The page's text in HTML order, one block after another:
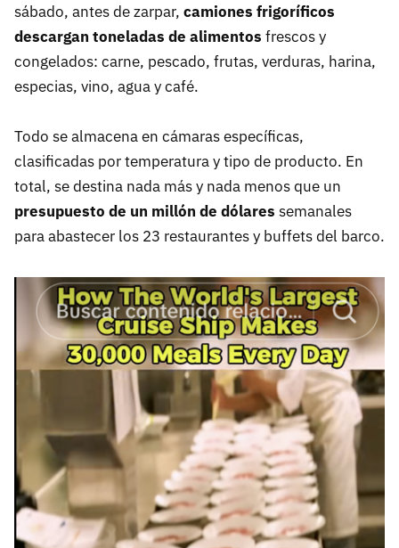
sábado, antes de zarpar, camiones frigoríficos
descargan toneladas de alimentos frescos y
congelados: carne, pescado, frutas, verduras, harina,
especias, vino, agua y café.
Todo se almacena en cámaras específicas,
clasificadas por temperatura y tipo de producto. En
total, se destina nada más y nada menos que un
presupuesto de un millón de dólares semanales
para abastecer los 23 restaurantes y buffets del barco.